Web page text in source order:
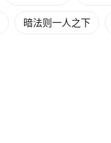
暗法则一人之下